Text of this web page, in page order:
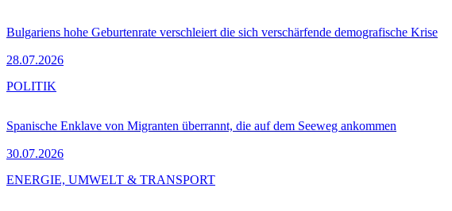
Bulgariens hohe Geburtenrate verschleiert die sich verschärfende demografische Krise
28.07.2026
Spanische Enklave von Migranten überrannt, die auf dem Seeweg ankommen
30.07.2026
POLITIK
ENERGIE, UMWELT & TRANSPORT